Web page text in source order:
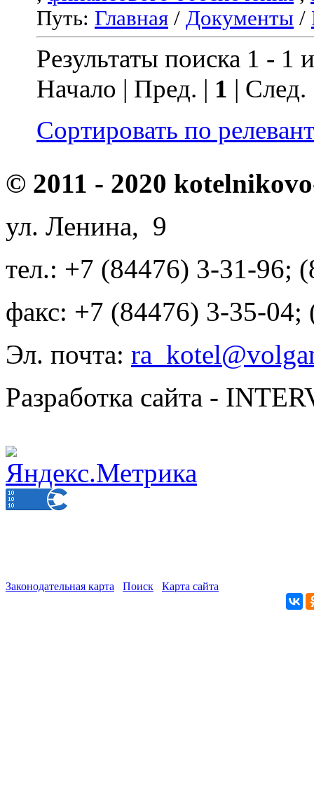
Путь: Главная / Документы /
Результаты поиска 1 - 1
Начало | Пред. | 1 |
Сортировать по
© 2011 - 2020
ул. Ленина, 9
тел.: +7 (84476) 3-31-96;
факс: +7 (84476) 3-35-04;
Эл. почта:
Разработка сайта -
Законодательная карта Поиск Карта сайта